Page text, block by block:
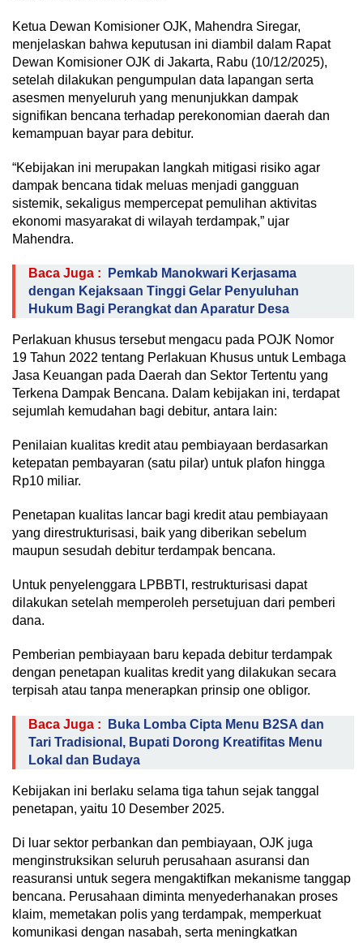
Ketua Dewan Komisioner OJK, Mahendra Siregar,
menjelaskan bahwa keputusan ini diambil dalam Rapat
Dewan Komisioner OJK di Jakarta, Rabu (10/12/2025),
setelah dilakukan pengumpulan data lapangan serta
asesmen menyeluruh yang menunjukkan dampak
signifikan bencana terhadap perekonomian daerah dan
kemampuan bayar para debitur.
“Kebijakan ini merupakan langkah mitigasi risiko agar
dampak bencana tidak meluas menjadi gangguan
sistemik, sekaligus mempercepat pemulihan aktivitas
ekonomi masyarakat di wilayah terdampak,” ujar
Mahendra.
Baca Juga :
Pemkab Manokwari Kerjasama
dengan Kejaksaan Tinggi Gelar Penyuluhan
Hukum Bagi Perangkat dan Aparatur Desa
Perlakuan khusus tersebut mengacu pada POJK Nomor
19 Tahun 2022 tentang Perlakuan Khusus untuk Lembaga
Jasa Keuangan pada Daerah dan Sektor Tertentu yang
Terkena Dampak Bencana. Dalam kebijakan ini, terdapat
sejumlah kemudahan bagi debitur, antara lain:
Penilaian kualitas kredit atau pembiayaan berdasarkan
ketepatan pembayaran (satu pilar) untuk plafon hingga
Rp10 miliar.
Penetapan kualitas lancar bagi kredit atau pembiayaan
yang direstrukturisasi, baik yang diberikan sebelum
maupun sesudah debitur terdampak bencana.
Untuk penyelenggara LPBBTI, restrukturisasi dapat
dilakukan setelah memperoleh persetujuan dari pemberi
dana.
Pemberian pembiayaan baru kepada debitur terdampak
dengan penetapan kualitas kredit yang dilakukan secara
terpisah atau tanpa menerapkan prinsip one obligor.
Baca Juga :
Buka Lomba Cipta Menu B2SA dan
Tari Tradisional, Bupati Dorong Kreatifitas Menu
Lokal dan Budaya
Kebijakan ini berlaku selama tiga tahun sejak tanggal
penetapan, yaitu 10 Desember 2025.
Di luar sektor perbankan dan pembiayaan, OJK juga
menginstruksikan seluruh perusahaan asuransi dan
reasuransi untuk segera mengaktifkan mekanisme tanggap
bencana. Perusahaan diminta menyederhanakan proses
klaim, memetakan polis yang terdampak, memperkuat
komunikasi dengan nasabah, serta meningkatkan